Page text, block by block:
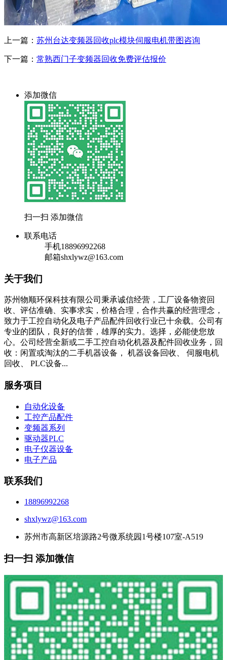
上一篇： 苏州台达变频器回收plc模块伺服电机带图咨询
下一篇： 常熟西门子变频器回收免费评估报价
添加微信
扫一扫 添加微信
联系电话
手机18896992268
邮箱shxlywz@163.com
关于我们
苏州物顺环保科技有限公司秉承诚信经营，工厂设备物资回
收、评估准确、实事求实，价格合理，合作共赢的经营理念，
致力于工控自动化及电子产品配件回收行业已十余载。公司有
专业的团队，良好的信誉，雄厚的实力。选择，必能使您放
心。公司经营全新或二手工控自动化机器及配件回收业务，回
收：闲置或淘汰的二手机器设备， 机器设备回收、 伺服电机
回收、 PLC设备...
服务项目
自动化设备
工控产品配件
变频器系列
驱动器PLC
电子仪器设备
电子产品
联系我们
18896992268
shxlywz@163.com
苏州市高新区培源路2号微系统园1号楼107室-A519
扫一扫 添加微信